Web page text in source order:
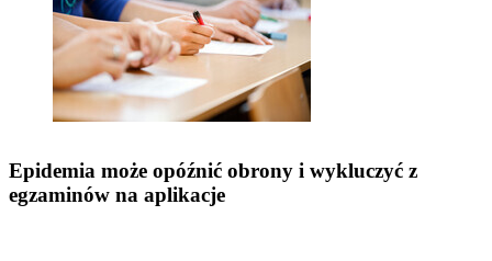
Epidemia może opóźnić obrony i wykluczyć z
egzaminów na aplikacje